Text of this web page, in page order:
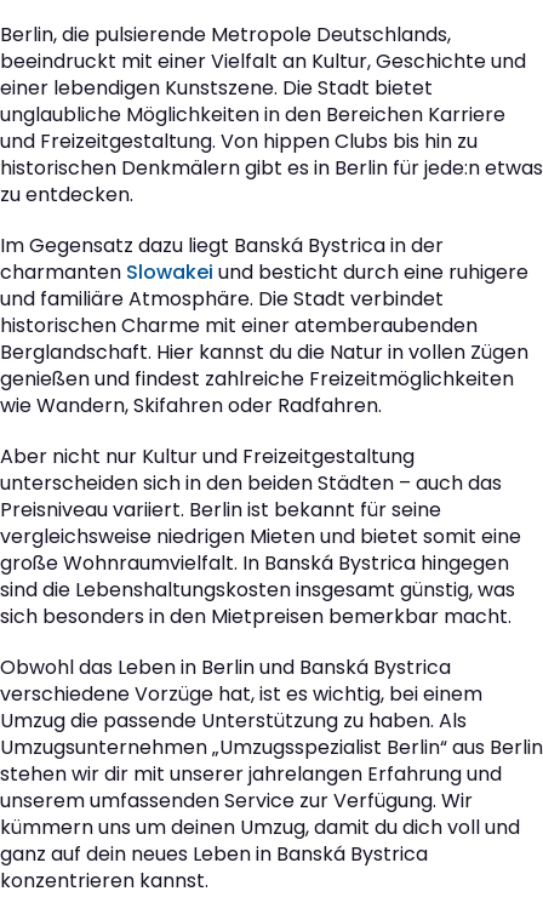
Berlin, die pulsierende Metropole Deutschlands,
beeindruckt mit einer Vielfalt an Kultur, Geschichte und
einer lebendigen Kunstszene. Die Stadt bietet
unglaubliche Möglichkeiten in den Bereichen Karriere
und Freizeitgestaltung. Von hippen Clubs bis hin zu
historischen Denkmälern gibt es in Berlin für jede:n etwas
zu entdecken.
Im Gegensatz dazu liegt Banská Bystrica in der
charmanten Slowakei und besticht durch eine ruhigere
und familiäre Atmosphäre. Die Stadt verbindet
historischen Charme mit einer atemberaubenden
Berglandschaft. Hier kannst du die Natur in vollen Zügen
genießen und findest zahlreiche Freizeitmöglichkeiten
wie Wandern, Skifahren oder Radfahren.
Aber nicht nur Kultur und Freizeitgestaltung
unterscheiden sich in den beiden Städten – auch das
Preisniveau variiert. Berlin ist bekannt für seine
vergleichsweise niedrigen Mieten und bietet somit eine
große Wohnraumvielfalt. In Banská Bystrica hingegen
sind die Lebenshaltungskosten insgesamt günstig, was
sich besonders in den Mietpreisen bemerkbar macht.
Obwohl das Leben in Berlin und Banská Bystrica
verschiedene Vorzüge hat, ist es wichtig, bei einem
Umzug die passende Unterstützung zu haben. Als
Umzugsunternehmen „Umzugsspezialist Berlin“ aus Berlin
stehen wir dir mit unserer jahrelangen Erfahrung und
unserem umfassenden Service zur Verfügung. Wir
kümmern uns um deinen Umzug, damit du dich voll und
ganz auf dein neues Leben in Banská Bystrica
konzentrieren kannst.